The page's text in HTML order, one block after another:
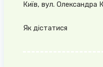
Київ, вул. Олександра
Як дістатися